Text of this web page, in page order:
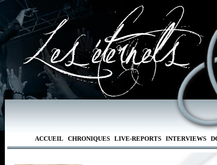
ACCUEIL CHRONIQUES LIVE-REPORTS INTERVIEWS